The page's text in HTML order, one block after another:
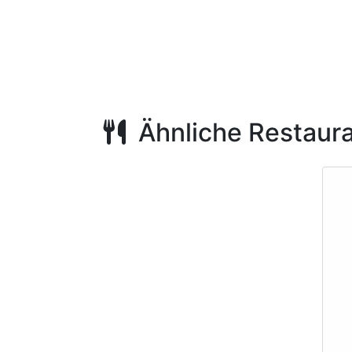
Ähnliche